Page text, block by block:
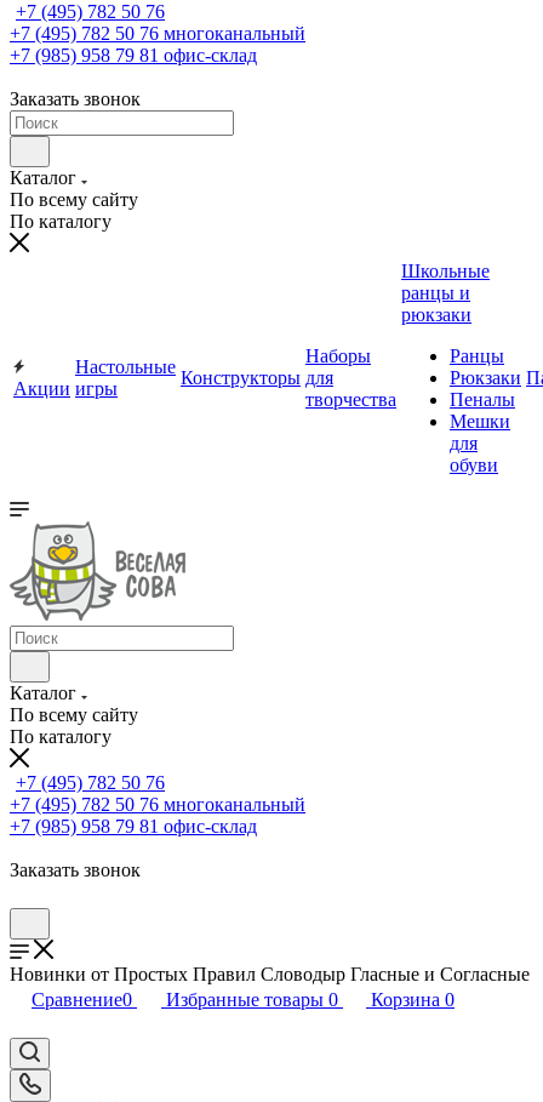
+7 (495) 782 50 76
+7 (495) 782 50 76 многоканальный
+7 (985) 958 79 81 офис-склад
Заказать звонок
Каталог
По всему сайту
По каталогу
Акции
Настольные
игры
Конструкторы
Наборы
для
творчества
Школьные
ранцы и
рюкзаки
Ранцы
Рюкзаки
Пеналы
Мешки
для
обуви
Каталог
По всему сайту
По каталогу
+7 (495) 782 50 76
+7 (495) 782 50 76 многоканальный
+7 (985) 958 79 81 офис-склад
Заказать звонок
Новинки от Простых Правил Словодыр Гласные и Согласные
Сравнение0 Избранные товары 0 Корзина 0